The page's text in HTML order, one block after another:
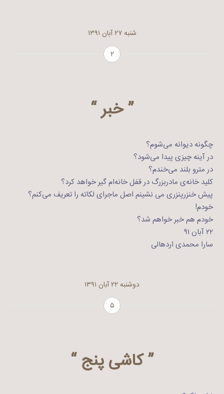
شنبه ۲۷ آبان ۱۳۹۱
۲
” خبر “
چگونه دیوانه می‌شوم؟
در آینه چیزی پیدا می‌شود؟
در مترو بلند می‌خندم؟
کلید خانه‌ی مادربزرگ در قفل خانه‌ام گیر خواهد کرد؟
پیش خنزرپنزری می نشینم اصل ماجرای لکاته را تعریف می‌کنم؟
خودم!
خودم هم خبر خواهم شد؟
۲۲ آبان ۹۱
سارا محمدی اردهالی
دوشنبه ۲۲ آبان ۱۳۹۱
۵
” کاشی پنج “